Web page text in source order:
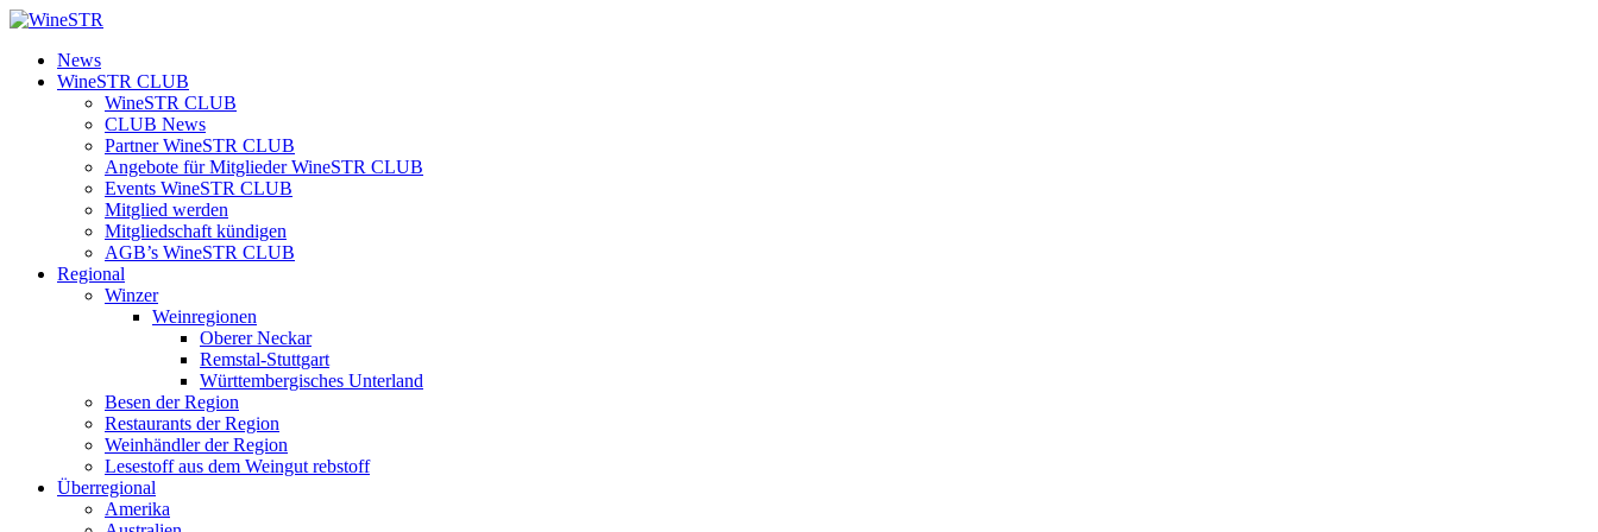
Zum
springen
WineSTR
News
WineSTR CLUB
WineSTR CLUB
CLUB News
Partner WineSTR CLUB
Angebote für Mitglieder WineSTR CLUB
Events WineSTR CLUB
Mitglied werden
Mitgliedschaft kündigen
AGB’s WineSTR CLUB
Regional
Winzer
Weinregionen
Oberer Neckar
Remstal-Stuttgart
Württembergisches Unterland
Besen der Region
Restaurants der Region
Weinhändler der Region
Lesestoff aus dem Weingut rebstoff
Überregional
Amerika